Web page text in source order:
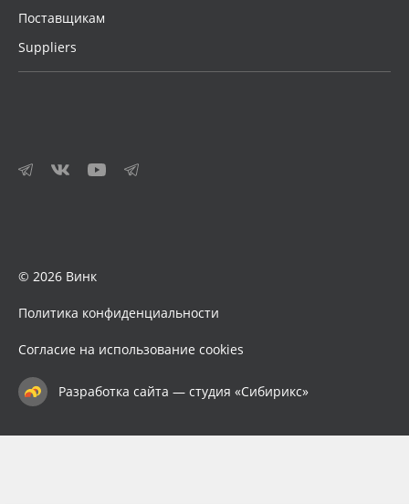
Поставщикам
Suppliers
© 2026 Винк
Политика конфиденциальности
Согласие на использование cookies
Разработка сайта — студия «Сибирикс»